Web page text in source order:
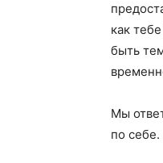
как
быть
Мы
по